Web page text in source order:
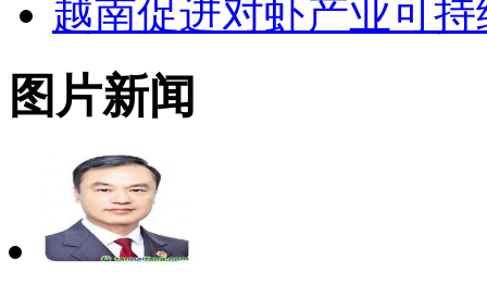
越南促进对虾产业可
图片新闻